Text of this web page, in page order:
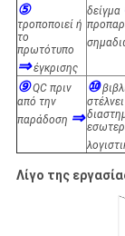
⑤
τροποποιεί ή
το
πρωτότυπο
⇒έγκρισης
δείγμα
⑨QC πριν
από την
παράδοση ⇒
⑩
στέλνει
Λίγο της